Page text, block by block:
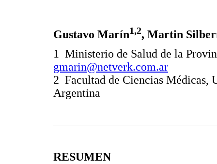
Gustavo Marín1,2, Martin
1 Ministerio de Salud de la
gmarin@netverk.com.ar
2 Facultad de Ciencias Médicas,
Argentina
RESUMEN